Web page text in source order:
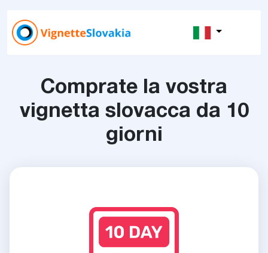
Comprate la vostra
vignetta slovacca da 10
giorni